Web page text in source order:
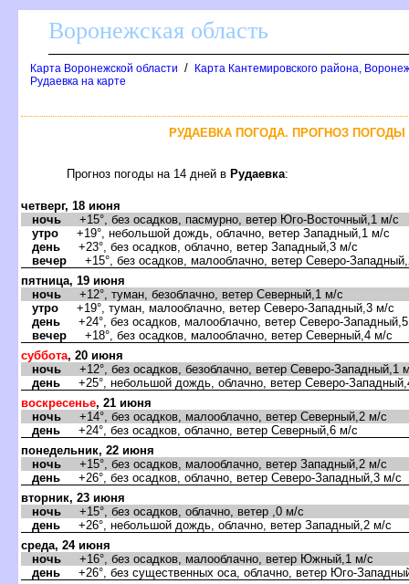
оронежская область
Карта Воронежской области /
Карта Кантемировского района,
Рудаевка на карте
РУДАЕВКА ПОГОДА. ПРОГНОЗ ПОГОДЫ
Прогноз погоды на 14 дней Рудаевка:
четверг, 18 июня
ночь +15°, без осадков, пасмурно, ветер Юго-Восточный,1 м/с
утро +19°, небольшой дождь, облачно, ветер Западный,1 м/с
день +23°, без осадков, облачно, ветер Западный,3 м/с
ечер +15°, без осадков, малооблачно, ветер Северо-
пятница, 19 июня
ночь +12°, туман, безоблачно, ветер Северный,1 м/с
утро +19°, туман, малооблачно, ветер Северо-Западный,3 м/с
день +24°, без осадков, малооблачно, ветер Северо-
ечер +18°, без осадков, малооблачно, ветер Северный,4 м/с
суббота, 20 июня
ночь +12°, без осадков, безоблачно, ветер Северо-Западный,1
день +25°, небольшой дождь, облачно, ветер Северо-
оскресенье, 21 июня
ночь +14°, без осадков, малооблачно, ветер Северный,2 м/с
день +24°, без осадков, облачно, ветер Северный,6 м/с
понедельник, 22 июня
ночь +15°, без осадков, малооблачно, ветер Западный,2 м/с
день +26°, без осадков, облачно, ветер Северо-Западный,3 м/с
торник, 23 июня
ночь +15°, без осадков, облачно, ветер ,0 м/с
день +26°, небольшой дождь, облачно, ветер Западный,2 м/с
среда, 24 июня
ночь +16°, без осадков, малооблачно, ветер Южный,1 м/с
день +26°, без существенных оса, облачно, ветер Юго-